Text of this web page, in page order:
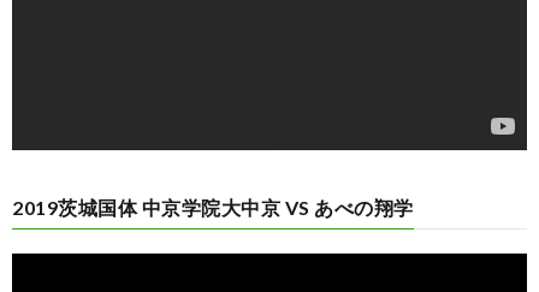
2019茨城国体 中京学院大中京 VS あべの翔学
動